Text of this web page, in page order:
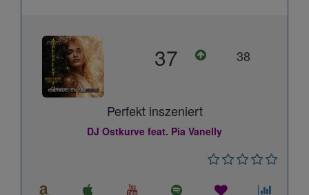
37 38
Perfekt inszeniert
DJ Ostkurve feat. Pia Vanelly